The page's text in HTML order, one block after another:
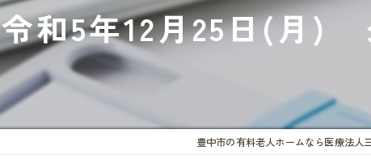
有料老人ホーム
令和5年12月25日(月)
豊中市の有料老人ホームなら医療法人